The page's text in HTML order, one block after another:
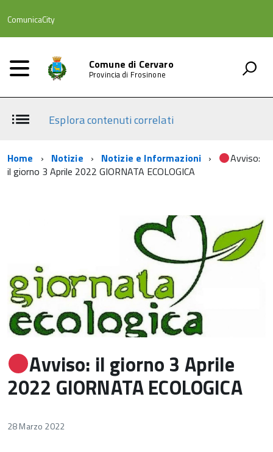
ComunicaCity
Comune di Cervaro
Provincia di Frosinone
Esplora contenuti correlati
Home Notizie Notizie e Informazioni
Avviso:
il giorno 3 Aprile 2022 GIORNATA ECOLOGICA
Avviso: il giorno 3 Aprile
2022 GIORNATA ECOLOGICA
28 Marzo 2022